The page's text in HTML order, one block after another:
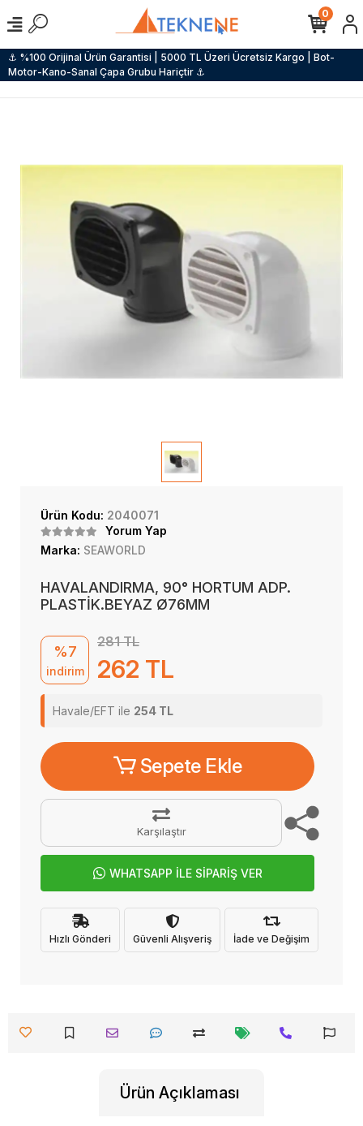
⚓ %100 Orijinal Ürün Garantisi | 5000 TL Üzeri Ücretsiz Kargo | Bot-
Motor-Kano-Sanal Çapa Grubu Hariçtir ⚓
0
Ürün Kodu: 2040071
Yorum Yap
Marka: SEAWORLD
HAVALANDIRMA, 90° HORTUM ADP.
PLASTİK.BEYAZ Ø76MM
%7
indirim
281 TL
262 TL
Havale/EFT ile 254 TL
Sepete Ekle
Karşılaştır
WHATSAPP İLE SİPARİŞ VER
Hızlı Gönderi Güvenli Alışveriş İade ve Değişim
Ürün Açıklaması